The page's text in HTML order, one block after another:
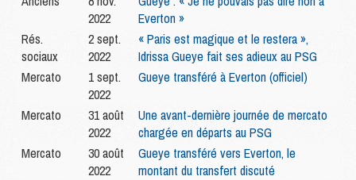
2022
Everton »
Rés.
sociaux
2 sept.
2022
« Paris est magique et le restera »,
Idrissa Gueye fait ses adieux au PSG
Mercato
1 sept.
2022
Gueye transféré à Everton (officiel)
Mercato
31 août
2022
Une avant-dernière journée de mercato
chargée en départs au PSG
Mercato
30 août
2022
Gueye transféré vers Everton, le
montant du transfert discuté